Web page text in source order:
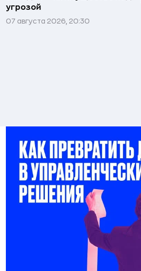
угрозой
07 августа 2026, 20:30